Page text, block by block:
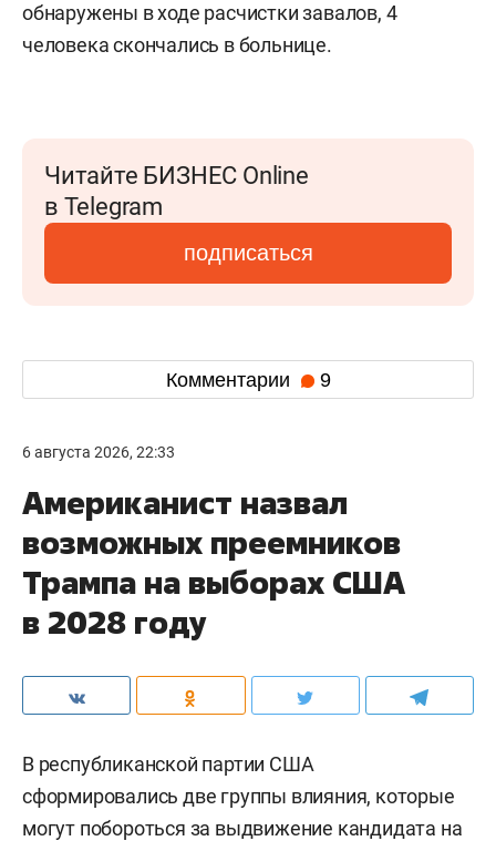
обнаружены в ходе расчистки завалов, 4
человека скончались в больнице.
Читайте БИЗНЕС Online
в Telegram
подписаться
Комментарии 9
6 августа 2026, 22:33
Американист назвал
возможных преемников
Трампа на выборах США
в 2028 году
В республиканской партии США
сформировались две группы влияния, которые
могут побороться за выдвижение кандидата на